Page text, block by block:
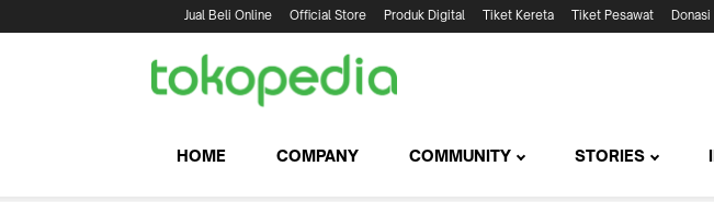
Jual Beli Online Official Store Produk Digital Tiket Kereta Tiket Pesawat Donasi
HOME COMPANY COMMUNITY STORIES